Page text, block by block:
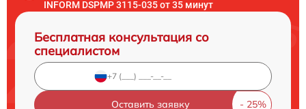
INFORM DSPMP 3115-035 от 35 минут
Бесплатная консультация со
специалистом
Оставить заявку